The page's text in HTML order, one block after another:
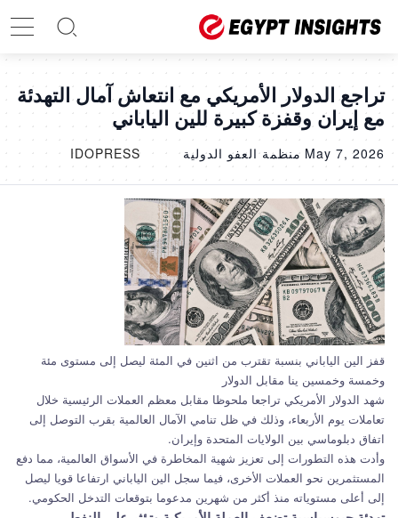
تراجع الدولار الأمريكي مع انتعاش آمال التهدئة
مع إيران وقفزة كبيرة للين الياباني
May 7, 2026 منظمة العفو الدولية IDOPRESS
قفز الين الياباني بنسبة تقترب من اثنين في المئة ليصل إلى مستوى مئة
وخمسة وخمسين ينا مقابل الدولار
شهد الدولار الأمريكي تراجعا ملحوظا مقابل معظم العملات الرئيسية خلال
تعاملات يوم الأربعاء، وذلك في ظل تنامي الآمال العالمية بقرب التوصل إلى
اتفاق دبلوماسي بين الولايات المتحدة وإيران.
وأدت هذه التطورات إلى تعزيز شهية المخاطرة في الأسواق العالمية، مما دفع
المستثمرين نحو العملات الأخرى، فيما سجل الين الياباني ارتفاعا قويا ليصل
إلى أعلى مستوياته منذ أكثر من شهرين مدعوما بتوقعات التدخل الحكومي.